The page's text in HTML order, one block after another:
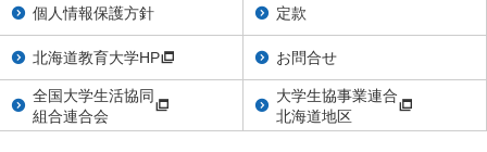
個人情報保護方針
定款
北海道教育大学HP
お問合せ
全国大学生活協同
組合連合会
大学生協事業連合
北海道地区